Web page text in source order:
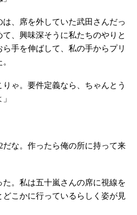
、席を外していた武田さんだっ
、興味深そうに私たちのやりと
手を伸ばして、私の手からプリ
ゃ。要件定義なら、ちゃんとう
な。作ったら俺の所に持って来
。私は五十嵐さんの席に視線を
こかに行っているらしく姿が見